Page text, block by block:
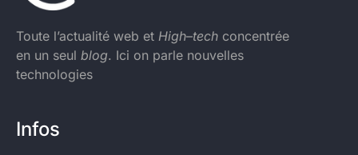
Toute l’actualité web et High–tech concentrée
en un seul blog. Ici on parle nouvelles
technologies
Infos